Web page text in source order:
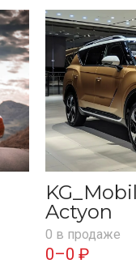
Actyon
0 в продаже
0–0 ₽